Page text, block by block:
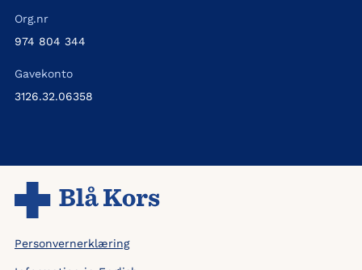
Org.nr
974 804 344
Gavekonto
3126.32.06358
Personvernerklæring